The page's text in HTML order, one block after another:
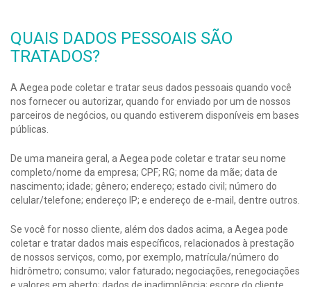
QUAIS DADOS PESSOAIS SÃO
TRATADOS?
A Aegea pode coletar e tratar seus dados pessoais quando você
nos fornecer ou autorizar, quando for enviado por um de nossos
parceiros de negócios, ou quando estiverem disponíveis em bases
públicas.
De uma maneira geral, a Aegea pode coletar e tratar seu nome
completo/nome da empresa; CPF; RG; nome da mãe; data de
nascimento; idade; gênero; endereço; estado civil; número do
celular/telefone; endereço IP; e endereço de e-mail, dentre outros.
Se você for nosso cliente, além dos dados acima, a Aegea pode
coletar e tratar dados mais específicos, relacionados à prestação
de nossos serviços, como, por exemplo, matrícula/número do
hidrômetro; consumo; valor faturado; negociações, renegociações